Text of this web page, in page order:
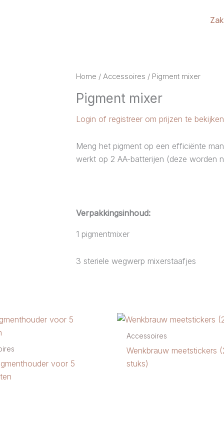
Home / Accessoires / Pigment mixer
Pigment mixer
Login of registreer om prijzen te bekijken
Meng het pigment op een efficiënte
werkt op 2 AA-batterijen (deze worden
Verpakkingsinhoud:
1 pigmentmixer
3 steriele wegwerp mixerstaafjes
voor 5
Accessoires
Wenkbrauw meetstickers
stuks)